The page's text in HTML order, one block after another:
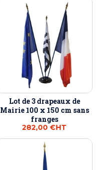
Lot de 3 drapeaux de
Mairie 100 x 150 cm sans
franges
282,00 €HT